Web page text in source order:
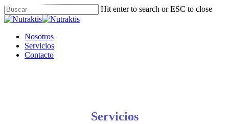
Skip
to
content
Hit enter to search or ESC to close
Close
Menu
Nosotros
Servicios
Contacto
Servicios